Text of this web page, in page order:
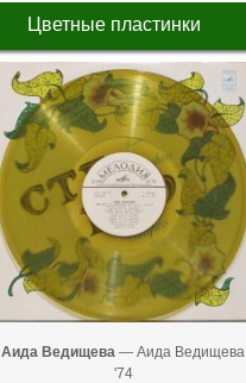
Цветные пластинки
Аида Ведищева — Аида Ведищева
'74